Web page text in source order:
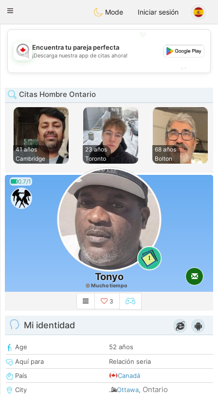
CANADIAN chat
Toggle
Mode Iniciar sesión
💖
💕
Encuentra tu pareja perfecta
¡Descarga nuestra app de citas ahora!
Citas Hombre Ontario
41 años
Cambridge
23 años
Toronto
68 años
Bolton
0.7/1
1
Tonyo
Mucho tiempo
3
Mi identidad
Age
52 años
Aquí para
Relación seria
País
Canadá
City
Ottawa, Ontario